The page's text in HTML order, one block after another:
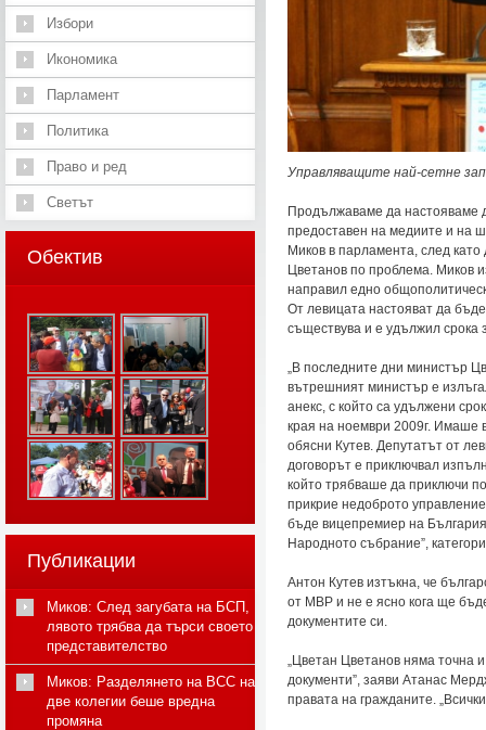
Управляващите най-сетне
Продължаваме да настояваме
предоставен на медиите и на
Миков в парламента, след
Цветанов по проблема. Миков
направил едно
От левицата настояват да
съществува и е удължил срока
„В последните дни министър
вътрешният министър е
анекс, с който са удължени
края на ноември 2009г. Имаше
обясни Кутев. Депутатът от
договорът е приключвал
който трябваше да приключи
прикрие недоброто
бъде вицепремиер на
Народното събрание”,
Антон Кутев изтъкна, че
от МВР и не е ясно кога ще
документите си.
„Цветан Цветанов няма точна
документи”, заяви Атанас
правата на гражданите.
Избори
Икономика
Парламент
Политика
Право и ред
Светът
Обектив
Публикации
Миков: След загубата на БСП,
лявото трябва да търси своето
представителство
Миков: Разделянето на ВСС на
две колегии беше вредна
промяна